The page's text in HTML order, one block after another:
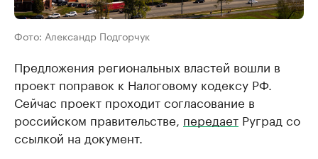
Фото: Александр Подгорчук
Предложения региональных властей вошли в
проект поправок к Налоговому кодексу РФ.
Сейчас проект проходит согласование в
российском правительстве, передает Руград со
ссылкой на документ.